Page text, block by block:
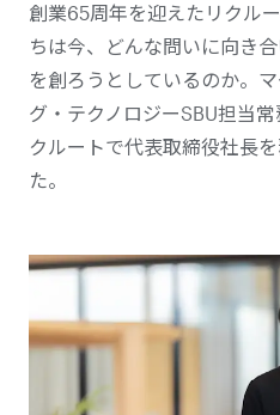
創業65周年を迎えたリクル
ちは今、どんな問いに向き
を創ろうとしているのか。
グ・テクノロジーSBU担当
クルートで代表取締役社長
た。